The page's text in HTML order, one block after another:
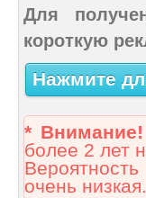
Для
короткую
Нажмите
* Внимание!
более 2 лет
очень низкая.